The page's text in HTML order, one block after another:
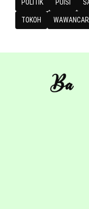
POLITIK PUISI
TOKOH